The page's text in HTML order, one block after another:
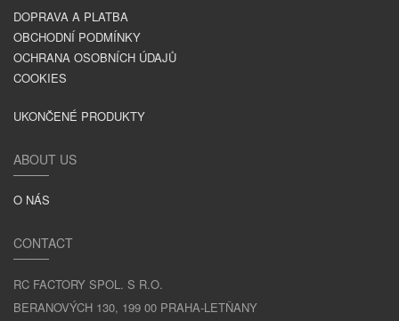
DOPRAVA A PLATBA
OBCHODNÍ PODMÍNKY
OCHRANA OSOBNÍCH ÚDAJŮ
COOKIES
UKONČENÉ PRODUKTY
ABOUT US
O NÁS
CONTACT
RC FACTORY SPOL. S R.O.
BERANOVÝCH 130, 199 00 PRAHA-LETŇANY